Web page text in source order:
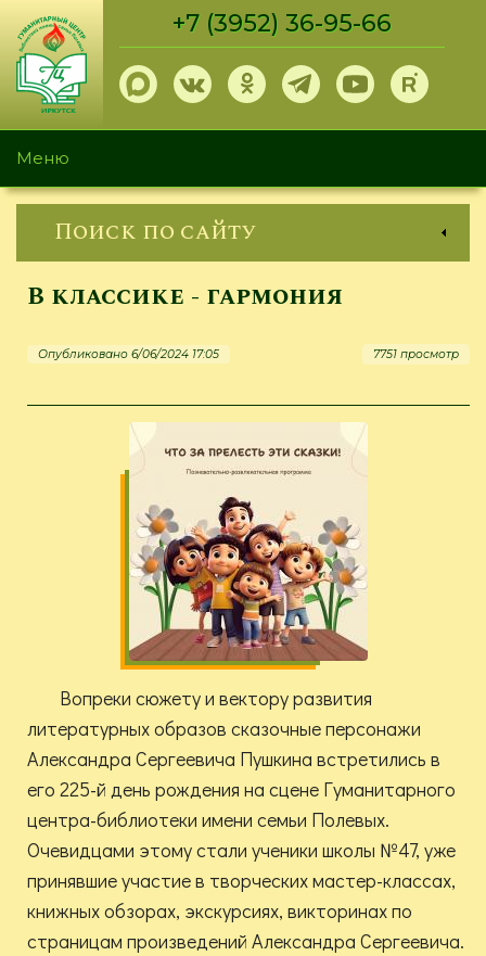
Перейти
основному
содержанию
+7 (3952) 36-95-66
Меню
Поиск по сайту
В классике - гармония
Опубликовано 6/06/2024 17:05 7751 просмотр
Вопреки сюжету и вектору развития
литературных образов сказочные персонажи
Александра Сергеевича Пушкина встретились в
его 225-й день рождения на сцене Гуманитарного
центра-библиотеки имени семьи Полевых.
Очевидцами этому стали ученики школы №47, уже
принявшие участие в творческих мастер-классах,
книжных обзорах, экскурсиях, викторинах по
страницам произведений Александра Сергеевича.